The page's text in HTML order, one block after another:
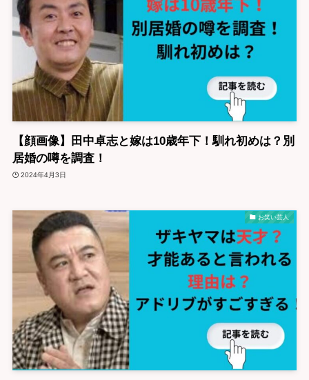
【顔画像】田中卓志と嫁は10歳年下！馴れ初めは？別
居婚の噂を調査！
2024年4月3日
お笑い芸人